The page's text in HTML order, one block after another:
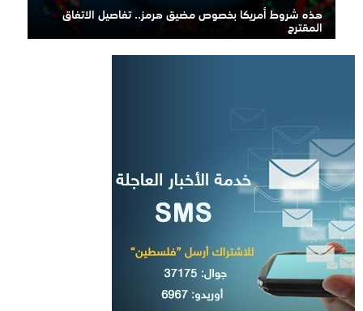
هذه شروط أمريكا بخصوص مضيق هرمز.. تفاصيل الاتفاق
المقترح